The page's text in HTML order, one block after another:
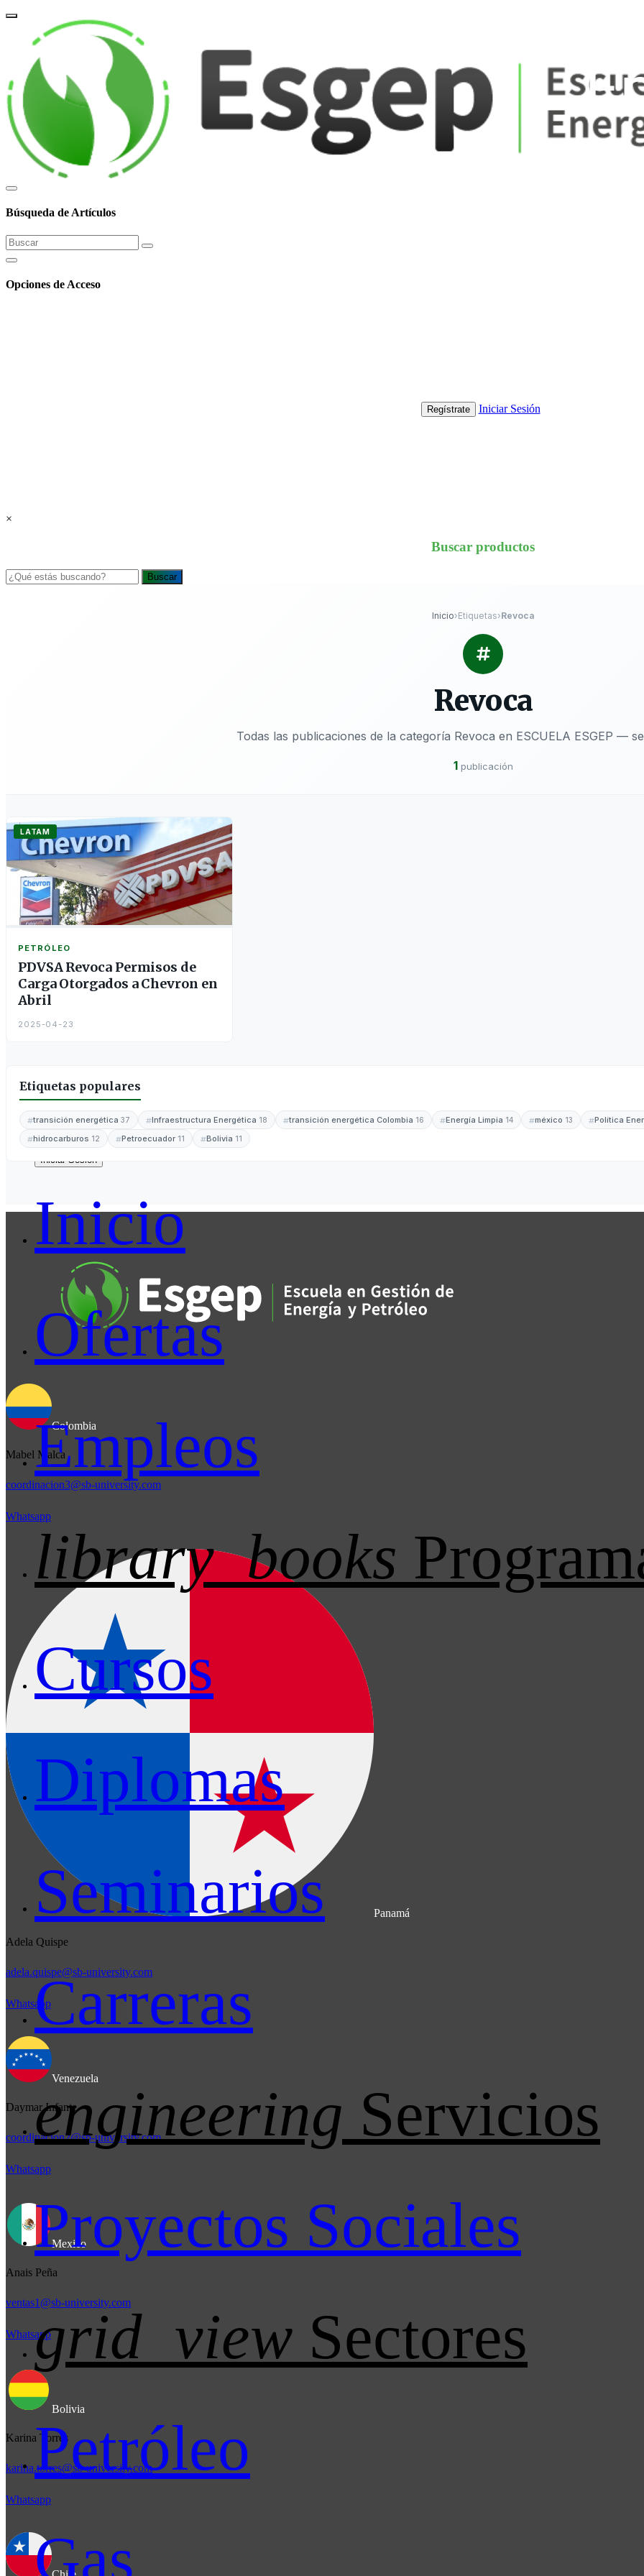
corporate_fare
Búsqueda de Artículos
Opciones de Acceso
Regístrate Iniciar Sesión
×
Buscar productos
Buscar
Regístrate
Iniciar Sesión
Inicio
Ofertas
Empleos
library_books
Cursos
Diplomas
Seminarios
Carreras
engineering Servicios
Proyectos Sociales
grid_view Sectores
Petróleo
Gas
Inicio›Etiquetas›Revoca
Revoca
Todas las publicaciones de la categoría Revoca en ESCUELA ESGEP —
1 publicación
LATAM
PETRÓLEO
PDVSA Revoca Permisos de
Carga Otorgados a Chevron en
Abril
2025-04-23
Etiquetas populares
transición energética 37 Infraestructura Energética 18 transición energética Colombia 16 Energía Limpia 14 méxico 13
Política
hidrocarburos 12 Petroecuador 11 Bolivia 11
Colombia
Mabel Malca
coordinacion3@sb-university.com
Whatsapp
Panamá
Adela Quispe
adela.quispe@sb-university.com
Whatsapp
Venezuela
Daymar Infante
coordinacion2@sb-university.com
Whatsapp
Mexico
Anais Peña
ventas1@sb-university.com
Whatsapp
Bolivia
Karina Torres
karina.torres@sb-university.com
Whatsapp